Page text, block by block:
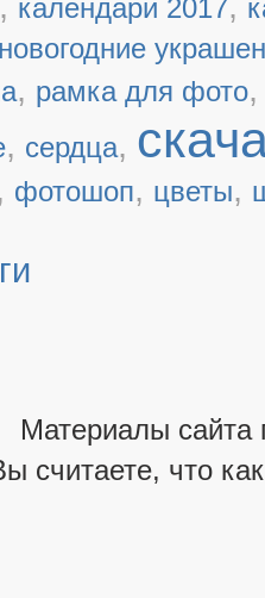
календари 2017
новогодние
, рамка для фото
, сердца,
фотошоп, цветы,
Материалы сайта
считаете, что